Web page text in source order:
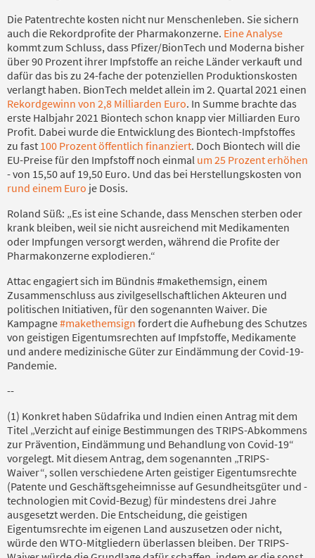
Die Patentrechte kosten nicht nur Menschenleben. Sie sichern
auch die Rekordprofite der Pharmakonzerne. Eine Analyse
kommt zum Schluss, dass Pfizer/BionTech und Moderna bisher
über 90 Prozent ihrer Impfstoffe an reiche Länder verkauft und
dafür das bis zu 24-fache der potenziellen Produktionskosten
verlangt haben. BionTech meldet allein im 2. Quartal 2021 einen
Rekordgewinn von 2,8 Milliarden Euro. In Summe brachte das
erste Halbjahr 2021 Biontech schon knapp vier Milliarden Euro
Profit. Dabei wurde die Entwicklung des Biontech-Impfstoffes
zu fast 100 Prozent öffentlich finanziert. Doch Biontech will die
EU-Preise für den Impfstoff noch einmal um 25 Prozent erhöhen
- von 15,50 auf 19,50 Euro. Und das bei Herstellungskosten von
rund einem Euro je Dosis.
Roland Süß: „Es ist eine Schande, dass Menschen sterben oder
krank bleiben, weil sie nicht ausreichend mit Medikamenten
oder Impfungen versorgt werden, während die Profite der
Pharmakonzerne explodieren.“
Attac engagiert sich im Bündnis #makethemsign, einem
Zusammenschluss aus zivilgesellschaftlichen Akteuren und
politischen Initiativen, für den sogenannten Waiver. Die
Kampagne#makethemsign fordert die Aufhebung des Schutzes
von geistigen Eigentumsrechten auf Impfstoffe, Medikamente
und andere medizinische Güter zur Eindämmung der Covid-19-
Pandemie.
--
(1) Konkret haben Südafrika und Indien einen Antrag mit dem
Titel „Verzicht auf einige Bestimmungen des TRIPS-Abkommens
zur Prävention, Eindämmung und Behandlung von Covid-19“
vorgelegt. Mit diesem Antrag, dem sogenannten „TRIPS-
Waiver“, sollen verschiedene Arten geistiger Eigentumsrechte
(Patente und Geschäftsgeheimnisse auf Gesundheitsgüter und -
technologien mit Covid-Bezug) für mindestens drei Jahre
ausgesetzt werden. Die Entscheidung, die geistigen
Eigentumsrechte im eigenen Land auszusetzen oder nicht,
würde den WTO-Mitgliedern überlassen bleiben. Der TRIPS-